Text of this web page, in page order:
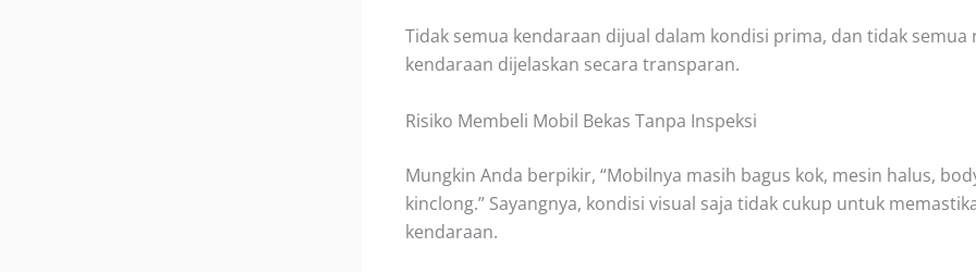
Tidak semua kendaraan dijual dalam kondisi prima, dan tidak semua
kendaraan dijelaskan secara transparan.
Risiko Membeli Mobil Bekas Tanpa Inspeksi
Mungkin Anda berpikir, “Mobilnya masih bagus kok, mesin halus,
kinclong.” Sayangnya, kondisi visual saja tidak cukup untuk
kendaraan.